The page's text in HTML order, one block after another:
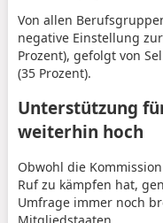
Von allen
negative Einstellung
Prozent), gefolgt von
(35 Prozent).
Unterstützung
weiterhin hoch
Obwohl die
Ruf zu kämpfen hat,
Umfrage immer noch